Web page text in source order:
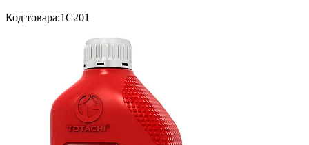
Код товара:1C201